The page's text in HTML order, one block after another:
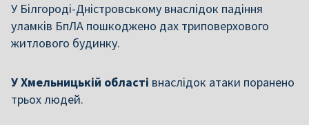
У Білгороді-Дністровському внаслідок падіння
уламків БпЛА пошкоджено дах триповерхового
житлового будинку.
У Хмельницькій області внаслідок атаки поранено
трьох людей.